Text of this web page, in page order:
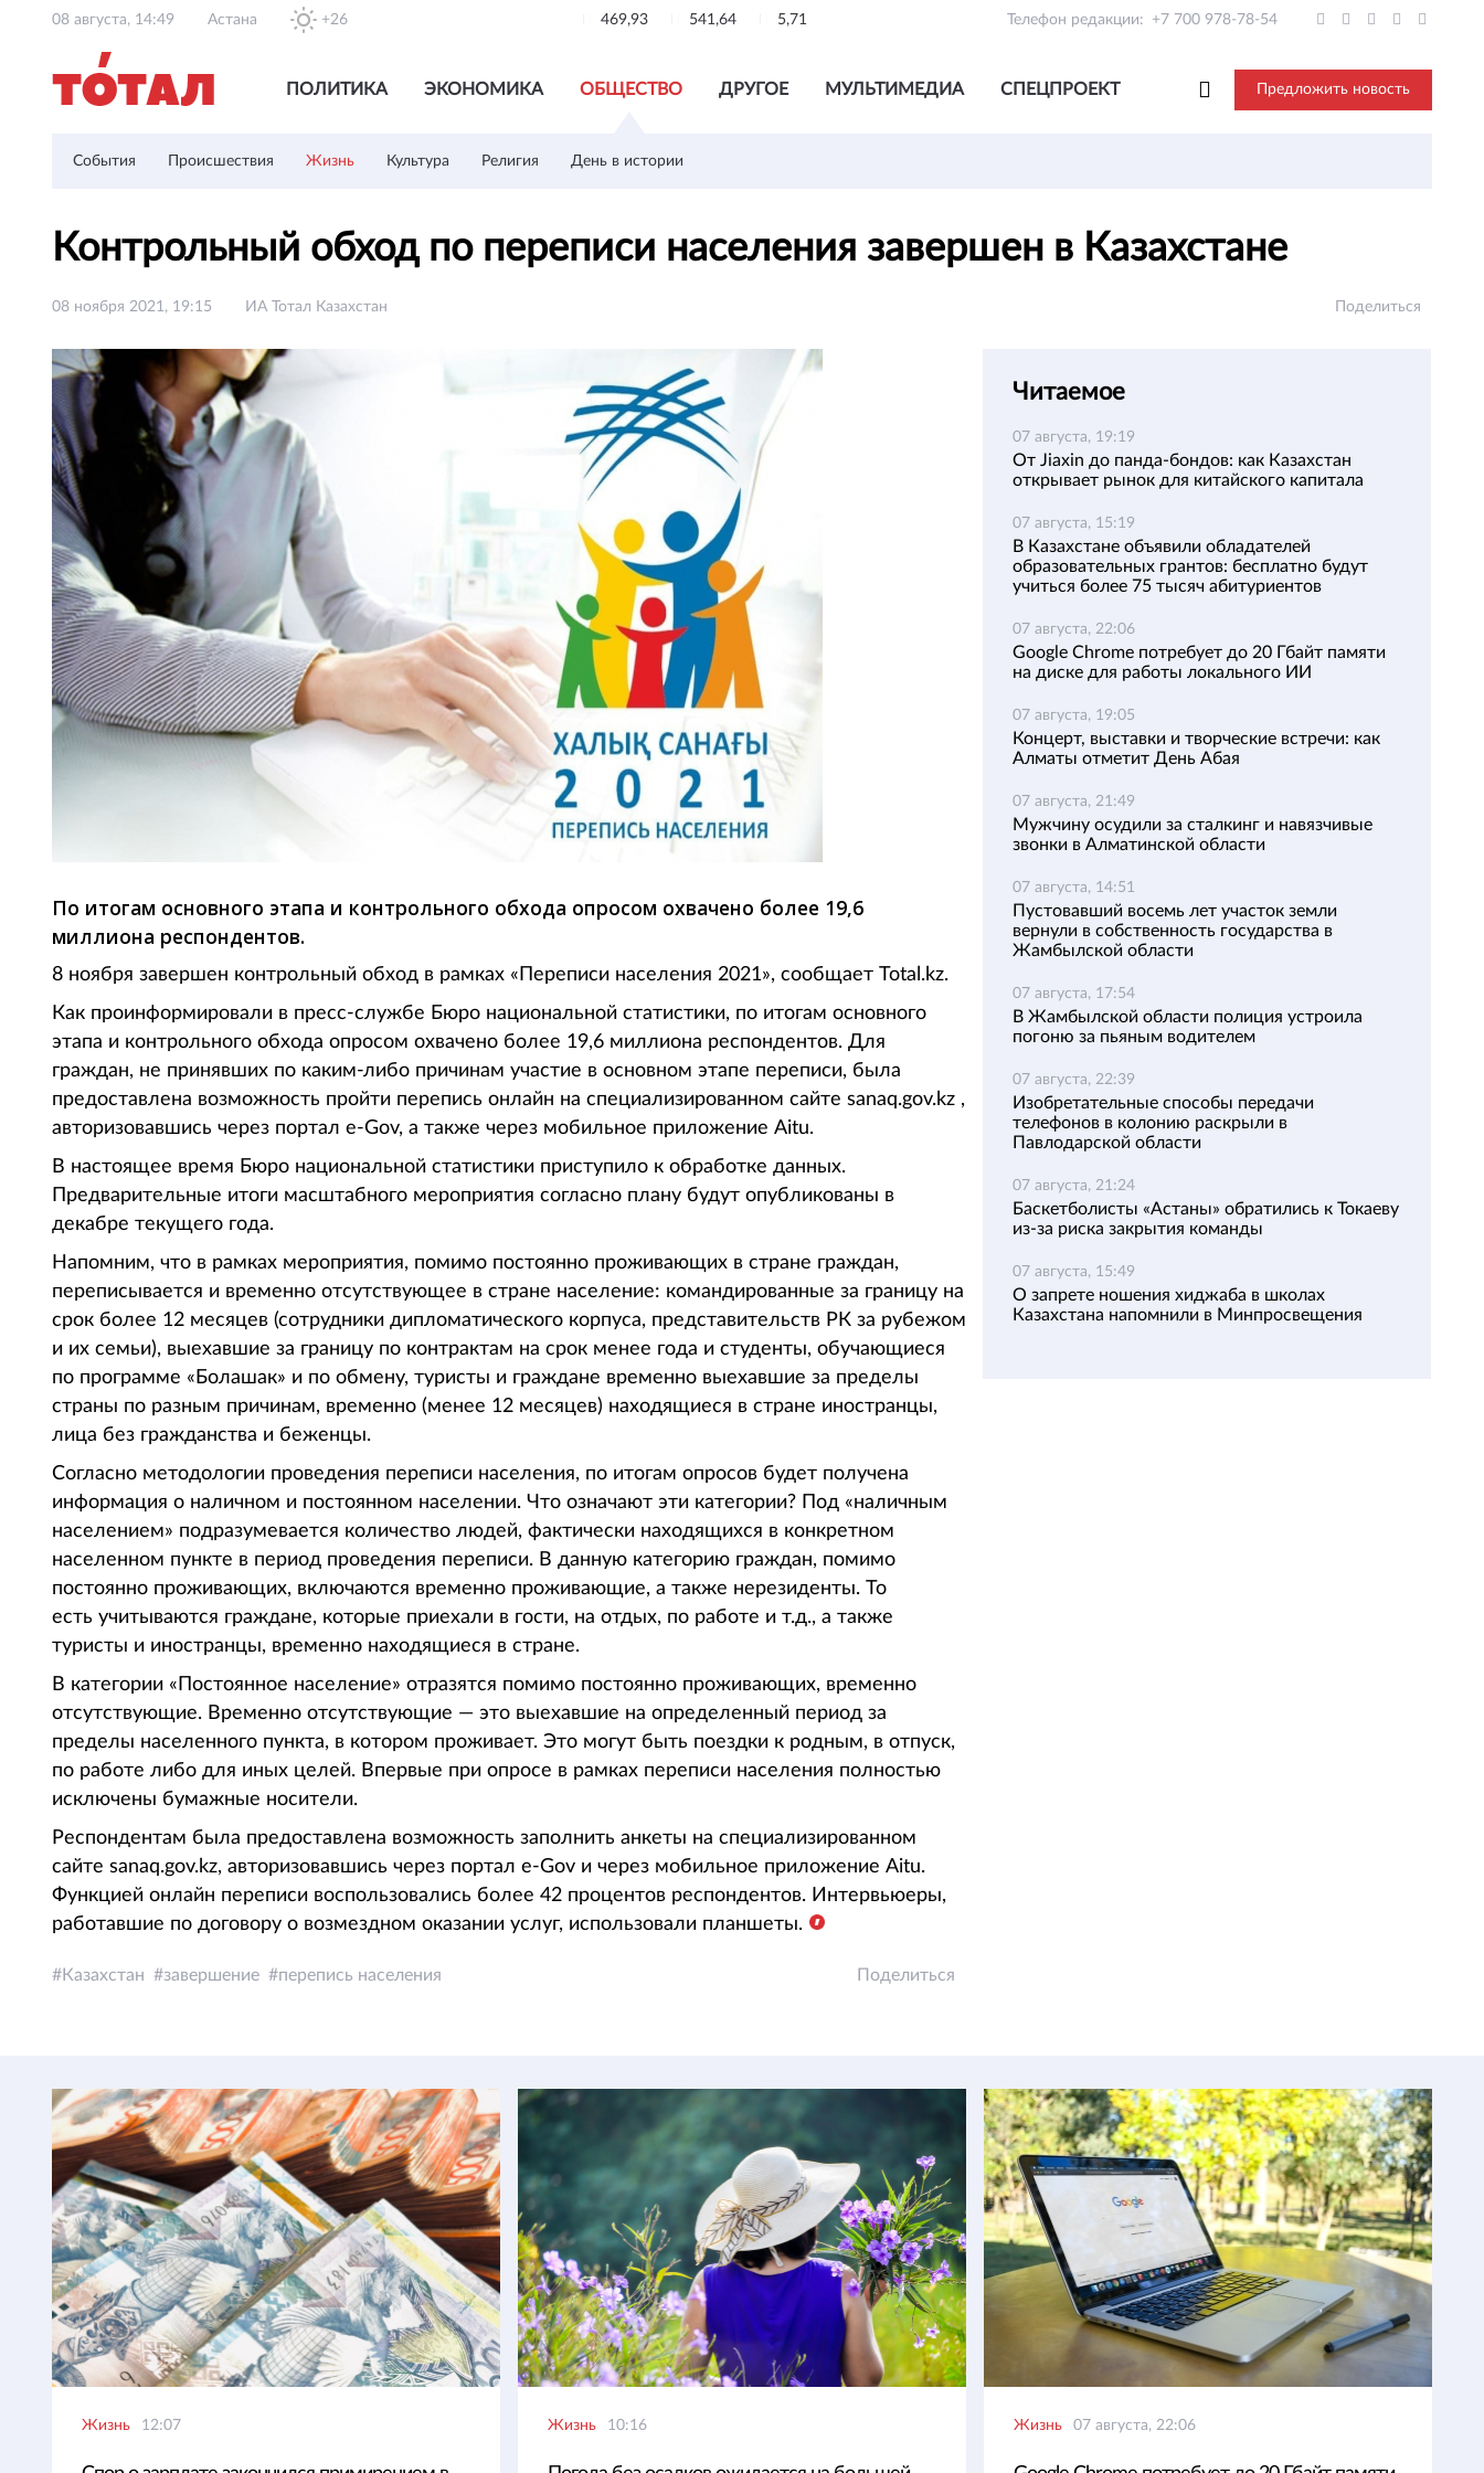
08 августа, 14:49 Астана +26 469,93 541,64 5,71 Телефон редакции: +7 700 978-78-54
ПОЛИТИКА ЭКОНОМИКА ОБЩЕСТВО ДРУГОЕ МУЛЬТИМЕДИА СПЕЦПРОЕКТ Предложить новость
События Происшествия Жизнь Культура Религия День в истории
Контрольный обход по переписи населения завершен в Казахстане
08 ноября 2021, 19:15 ИА Тотал Казахстан Поделиться
По итогам основного этапа и контрольного обхода опросом охвачено более 19,6
миллиона респондентов.
8 ноября завершен контрольный обход в рамках «Переписи населения 2021», сообщает Total.kz.
Как проинформировали в пресс-службе Бюро национальной статистики, по итогам основного
этапа и контрольного обхода опросом охвачено более 19,6 миллиона респондентов. Для
граждан, не принявших по каким-либо причинам участие в основном этапе переписи, была
предоставлена возможность пройти перепись онлайн на специализированном сайте sanaq.gov.kz ,
авторизовавшись через портал е-Gov, а также через мобильное приложение Aitu.
В настоящее время Бюро национальной статистики приступило к обработке данных.
Предварительные итоги масштабного мероприятия согласно плану будут опубликованы в
декабре текущего года.
Напомним, что в рамках мероприятия, помимо постоянно проживающих в стране граждан,
переписывается и временно отсутствующее в стране население: командированные за границу на
срок более 12 месяцев (сотрудники дипломатического корпуса, представительств РК за рубежом
и их семьи), выехавшие за границу по контрактам на срок менее года и студенты, обучающиеся
по программе «Болашак» и по обмену, туристы и граждане временно выехавшие за пределы
страны по разным причинам, временно (менее 12 месяцев) находящиеся в стране иностранцы,
лица без гражданства и беженцы.
Согласно методологии проведения переписи населения, по итогам опросов будет получена
информация о наличном и постоянном населении. Что означают эти категории? Под «наличным
населением» подразумевается количество людей, фактически находящихся в конкретном
населенном пункте в период проведения переписи. В данную категорию граждан, помимо
постоянно проживающих, включаются временно проживающие, а также нерезиденты. То
есть учитываются граждане, которые приехали в гости, на отдых, по работе и т.д., а также
туристы и иностранцы, временно находящиеся в стране.
В категории «Постоянное население» отразятся помимо постоянно проживающих, временно
отсутствующие. Временно отсутствующие — это выехавшие на определенный период за
пределы населенного пункта, в котором проживает. Это могут быть поездки к родным, в отпуск,
по работе либо для иных целей. Впервые при опросе в рамках переписи населения полностью
исключены бумажные носители.
Респондентам была предоставлена возможность заполнить анкеты на специализированном
сайте sanaq.gov.kz, авторизовавшись через портал е-Gov и через мобильное приложение Aitu.
Функцией онлайн переписи воспользовались более 42 процентов респондентов. Интервьюеры,
работавшие по договору о возмездном оказании услуг, использовали планшеты.
Казахстан завершение перепись населения Поделиться
Читаемое
07 августа, 19:19
От Jiaxin до панда-бондов: как Казахстан
открывает рынок для китайского капитала
07 августа, 15:19
В Казахстане объявили обладателей
образовательных грантов: бесплатно будут
учиться более 75 тысяч абитуриентов
07 августа, 22:06
Google Chrome потребует до 20 Гбайт памяти
на диске для работы локального ИИ
07 августа, 19:05
Концерт, выставки и творческие встречи: как
Алматы отметит День Абая
07 августа, 21:49
Мужчину осудили за сталкинг и навязчивые
звонки в Алматинской области
07 августа, 14:51
Пустовавший восемь лет участок земли
вернули в собственность государства в
Жамбылской области
07 августа, 17:54
В Жамбылской области полиция устроила
погоню за пьяным водителем
07 августа, 22:39
Изобретательные способы передачи
телефонов в колонию раскрыли в
Павлодарской области
07 августа, 21:24
Баскетболисты «Астаны» обратились к Токаеву
из-за риска закрытия команды
07 августа, 15:49
О запрете ношения хиджаба в школах
Казахстана напомнили в Минпросвещения
Жизнь 12:07 Жизнь 10:16 Жизнь 07 августа, 22:06